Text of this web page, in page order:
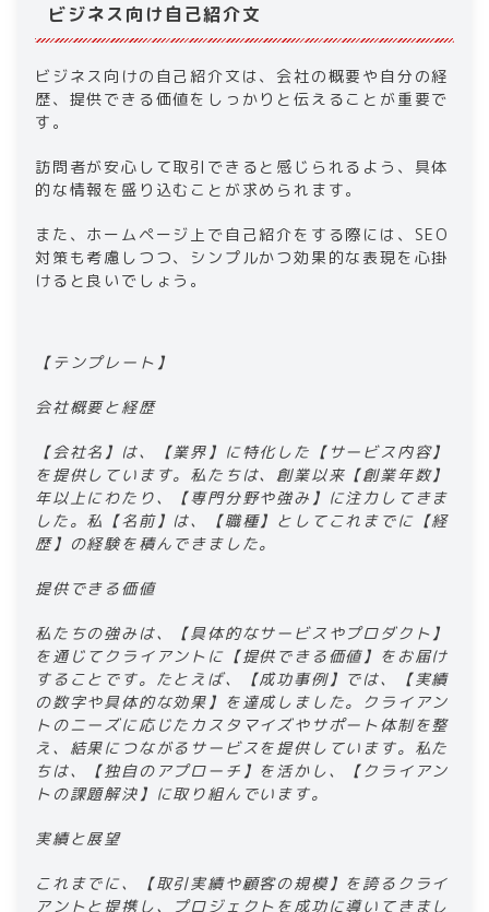
ビジネス向け自己紹介文​
​​ビジネス向けの自己紹介文は、会社の概要や自分の経
歴、提供できる価値をしっかりと伝えることが重要で
す。
訪問者が安心して取引できると感じられるよう、具体
的な情報を盛り込むことが求められます。
また、​​ホームページ​​上で自己紹介をする際には、SEO
対策も考慮しつつ、シンプルかつ効果的な表現を心掛
けると良いでしょう。​
​​【テンプレート】​
​​会社概要と経歴​
​​【会社名】は、【業界】に特化した【サービス内容】
を提供しています。私たちは、創業以来【創業年数】
年以上にわたり、【専門分野や強み】に注力してきま
した。私【名前】は、【職種】としてこれまでに【経
歴】の経験を積んできました。​
​​提供できる価値​
​​私たちの強みは、【具体的なサービスやプロダクト】
を通じてクライアントに【提供できる価値】をお届け
することです。たとえば、【成功事例】では、【実績
の数字や具体的な効果】を達成しました。クライアン
トのニーズに応じたカスタマイズやサポート体制を整
え、結果につながるサービスを提供しています。私た
ちは、【独自のアプローチ】を活かし、【クライアン
トの課題解決】に取り組んでいます。​
​​実績と展望​
​​これまでに、【取引実績や顧客の規模】を誇るクライ
アントと提携し、プロジェクトを成功に導いてきまし